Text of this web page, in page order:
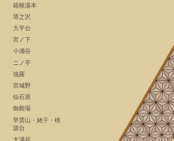
箱根湯本
塔之沢
大平台
宮ノ下
小涌谷
ニノ平
強羅
宮城野
仙石原
御殿場
早雲山・姥子・桃
源台
大涌谷